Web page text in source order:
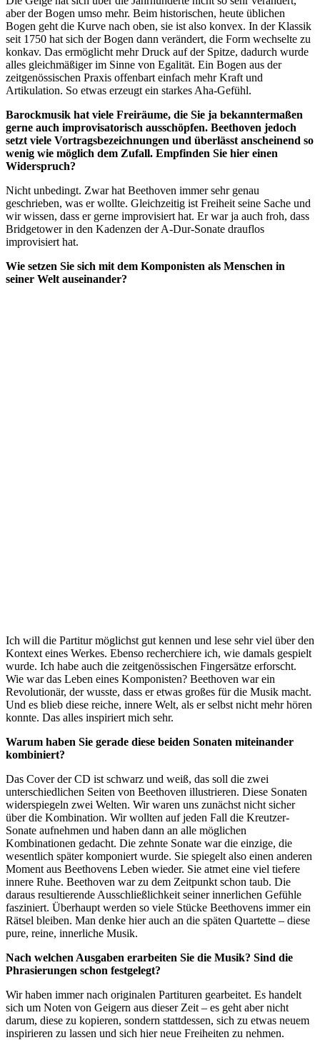
aber der Bogen umso mehr. Beim historischen, heute üblichen
Bogen geht die Kurve nach oben, sie ist also konvex. In der Klassik
seit 1750 hat sich der Bogen dann verändert, die Form wechselte zu
konkav. Das ermöglicht mehr Druck auf der Spitze, dadurch wurde
alles gleichmäßiger im Sinne von Egalität. Ein Bogen aus der
zeitgenössischen Praxis offenbart einfach mehr Kraft und
Artikulation. So etwas erzeugt ein starkes Aha-Gefühl.
Barockmusik hat viele Freiräume, die Sie ja bekanntermaßen
gerne auch improvisatorisch ausschöpfen. Beethoven jedoch
setzt viele Vortragsbezeichnungen und überlässt anscheinend so
wenig wie möglich dem Zufall. Empfinden Sie hier einen
Widerspruch?
Nicht unbedingt. Zwar hat Beethoven immer sehr genau
geschrieben, was er wollte. Gleichzeitig ist Freiheit seine Sache und
wir wissen, dass er gerne improvisiert hat. Er war ja auch froh, dass
Bridgetower in den Kadenzen der A-Dur-Sonate drauflos
improvisiert hat.
Wie setzen Sie sich mit dem Komponisten als Menschen in
seiner Welt auseinander?
Ich will die Partitur möglichst gut kennen und lese sehr viel über den
Kontext eines Werkes. Ebenso recherchiere ich, wie damals gespielt
wurde. Ich habe auch die zeitgenössischen Fingersätze erforscht.
Wie war das Leben eines Komponisten? Beethoven war ein
Revolutionär, der wusste, dass er etwas großes für die Musik macht.
Und es blieb diese reiche, innere Welt, als er selbst nicht mehr hören
konnte. Das alles inspiriert mich sehr.
Warum haben Sie gerade diese beiden Sonaten miteinander
kombiniert?
Das Cover der CD ist schwarz und weiß, das soll die zwei
unterschiedlichen Seiten von Beethoven illustrieren. Diese Sonaten
widerspiegeln zwei Welten. Wir waren uns zunächst nicht sicher
über die Kombination. Wir wollten auf jeden Fall die Kreutzer-
Sonate aufnehmen und haben dann an alle möglichen
Kombinationen gedacht. Die zehnte Sonate war die einzige, die
wesentlich später komponiert wurde. Sie spiegelt also einen anderen
Moment aus Beethovens Leben wieder. Sie atmet eine viel tiefere
innere Ruhe. Beethoven war zu dem Zeitpunkt schon taub. Die
daraus resultierende Ausschließlichkeit seiner innerlichen Gefühle
fasziniert. Überhaupt werden so viele Stücke Beethovens immer ein
Rätsel bleiben. Man denke hier auch an die späten Quartette – diese
pure, reine, innerliche Musik.
Nach welchen Ausgaben erarbeiten Sie die Musik? Sind die
Phrasierungen schon festgelegt?
Wir haben immer nach originalen Partituren gearbeitet. Es handelt
sich um Noten von Geigern aus dieser Zeit – es geht aber nicht
darum, diese zu kopieren, sondern stattdessen, sich zu etwas neuem
inspirieren zu lassen und sich hier neue Freiheiten zu nehmen.